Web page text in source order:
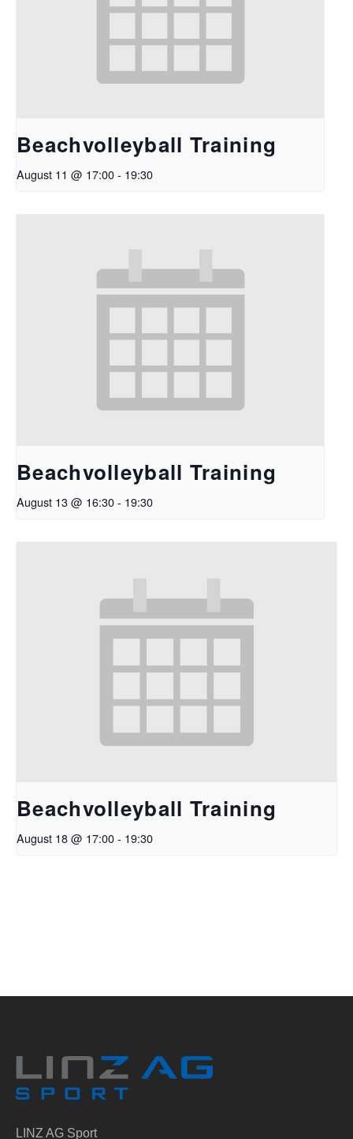
Beachvolleyball Training
August 11 @ 17:00- 19:30
Beachvolleyball Training
August 13 @ 16:30- 19:30
Beachvolleyball Training
August 18 @ 17:00- 19:30
LINZ AG Sport